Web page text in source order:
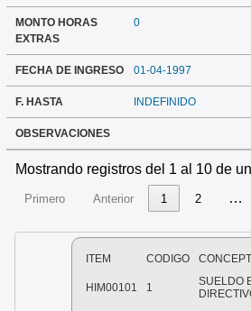
MONTO HORAS
EXTRAS
0
FECHA DE INGRESO 01-04-1997
F. HASTA INDEFINIDO
OBSERVACIONES
Mostrando registros del 1 al 10 de
Primero Anterior 1 2 …
ITEM CODIGO
HIM00101 1
SUELDO